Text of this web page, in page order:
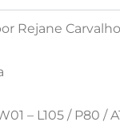
Rejane
– L105 / P80 /